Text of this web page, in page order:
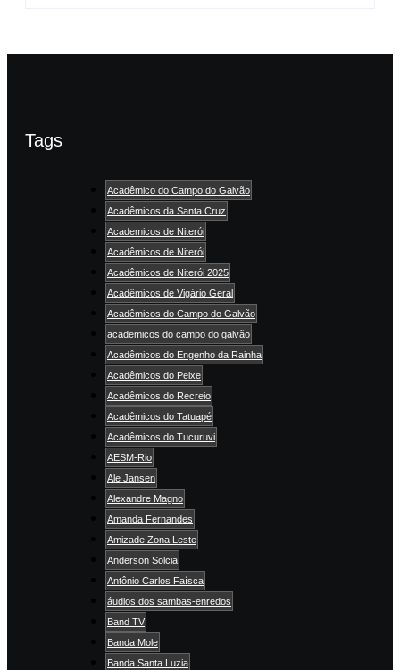
Tags
Acadêmico do Campo do Galvão
Acadêmicos da Santa Cruz
Academicos de Niterói
Acadêmicos de Niterói
Acadêmicos de Niterói 2025
Acadêmicos de Vigário Geral
Acadêmicos do Campo do Galvão
academicos do campo do galvão
Acadêmicos do Engenho da Rainha
Acadêmicos do Peixe
Acadêmicos do Recreio
Acadêmicos do Tatuapé
Acadêmicos do Tucuruvi
AESM-Rio
Ale Jansen
Alexandre Magno
Amanda Fernandes
Amizade Zona Leste
Anderson Solcia
Antônio Carlos Faísca
áudios dos sambas-enredos
Band TV
Banda Mole
Banda Santa Luzia